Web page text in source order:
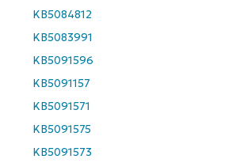
KB5084812
KB5083991
KB5091596
KB5091157
KB5091571
KB5091575
KB5091573